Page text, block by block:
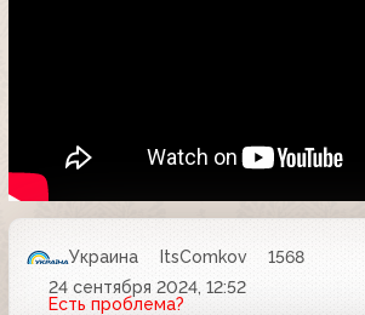
Украина ItsComkov
1568
24 сентября 2024, 12:52
Есть проблема?